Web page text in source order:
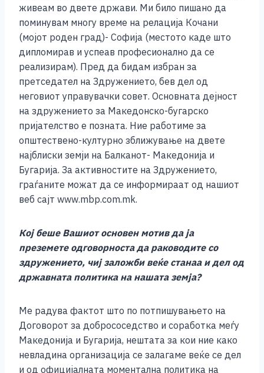
живеам во двете држави. Ми било пишано да
поминувам многу време на релација Кочани
(мојот роден град)- Софија (местото каде што
дипломирав и успеав професионално да се
реализирам). Пред да бидам избран за
претседател на Здружението, бев дел од
неговиот управувачки совет. Основната дејност
на здружението за Македонско-бугарско
пријателство е позната. Ние работиме за
општествено-културно зближување на двете
најблиски земји на Балканот- Македонија и
Бугарија. За активностите на Здружението,
граѓаните можат да се информираат од нашиот
веб сајт www.mbp.com.mk.
Кој беше Вашиот основен мотив да ја
преземете одговорноста да раководите со
здружението, чиј заложби веќе станаа и дел од
државната политика на нашата земја?
Ме радува фактот што по потпишувањето на
Договорот за добрососедство и соработка меѓу
Македонија и Бугарија, нештата за кои ние како
невладина организација се залагаме веќе се дел
и од официјалната моментална политика на